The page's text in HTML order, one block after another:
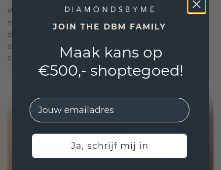
We gebruiken alleen de beste, milieuvriendelijke
materialen en lab-grown diamanten. Onze
deskundige goudsmeden combineren
duurzaamheid met ongeëvenaard vakmanschap,
zodat je sieraden zowel ethisch als prachtig zijn.
JOIN THE DBM FAMILY
Maak kans op
€500,- shoptegoed!
EMail
Ja, schrijf mij in